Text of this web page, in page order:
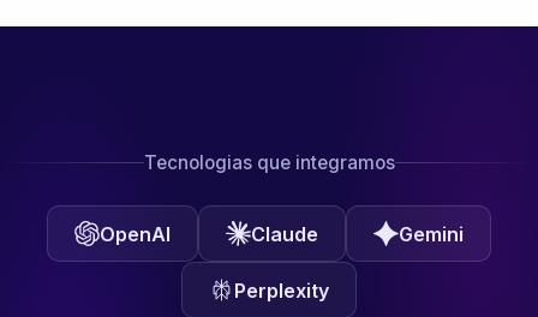
Tecnologias que integramos
OpenAI Claude Gemini
Perplexity